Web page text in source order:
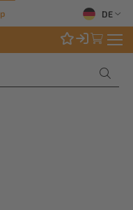
DE